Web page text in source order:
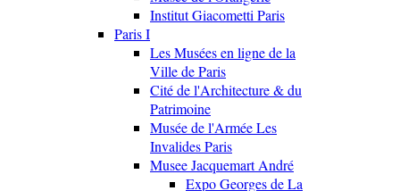
Institut Giacometti Paris
Paris I
Les Musées en ligne de la
Ville de Paris
Cité de l'Architecture & du
Patrimoine
Musée de l'Armée Les
Invalides Paris
Musee Jacquemart André
Expo Georges de La